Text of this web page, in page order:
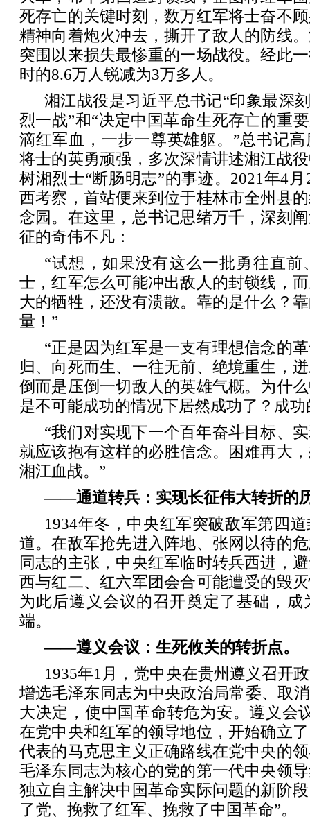
死存亡的关键时刻，数万红军将士奋不
精神向着炮火冲去，撕开了敌人的防线
突围以来损失最惨重的一场战役。经此
时的8.6万人锐减为3万多人。
湘江战役是习近平总书记“印象最深
烈一战”和“决定中国革命生死存亡的重
滴红军血，一步一尊英雄躯。”总书记
将士的英勇顽强，多次深情讲述湘江战
树湘烈士“断肠明志”的事迹。2021年4
西考察，首站便来到位于桂林市全州县
念园。在这里，总书记思绪万千，深刻
征的奇伟不凡：
“试想，如果没有这么一批勇往直
士，红军怎么可能冲出敌人的封锁线，
大的牺牲，还没有溃散。靠的是什么？
量！”
“正是因为红军是一支有理想信念的
归、向死而生、一往无前、绝境重生，
倒而是压倒一切敌人的英雄气概。为什
是不可能成功的情况下居然成功了？成
“我们对实现下一个百年奋斗目标、
就应该抱有这样的必胜信念。困难再大
湘江血战。”
——通道转兵：实现长征伟大转折的
1934年冬，中央红军突破敌军第四
道。在敌军抢先进入阵地、张网以待的
同志的主张，中央红军临时转兵西进，
西与红二、红六军团会合可能遭受的毁
为此后遵义会议的召开奠定了基础，成
端。
——遵义会议：生死攸关的转折点。
1935年1月，党中央在贵州遵义召开
增选毛泽东同志为中央政治局常委、取
大决定，使中国革命转危为安。遵义会
在党中央和红军的领导地位，开始确立
代表的马克思主义正确路线在党中央的
毛泽东同志为核心的党的第一代中央领
独立自主解决中国革命实际问题的新阶
了党、挽救了红军、挽救了中国革命”。